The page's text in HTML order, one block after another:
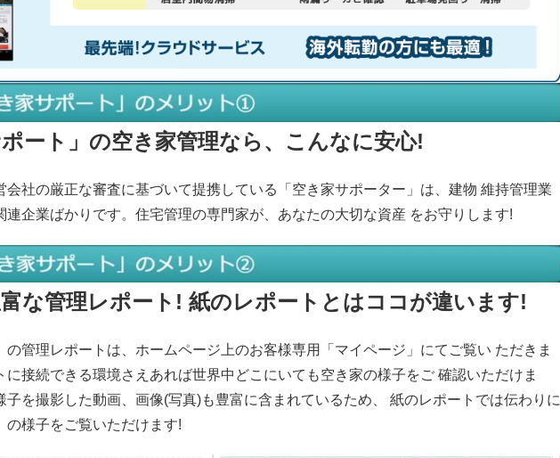
ポート」の空き家管理なら、こんなに安心!
会社の厳正な審査に基づいて提携している「空き家サポーター」は、建物 維持管理業
連企業ばかりです。住宅管理の専門家が、あなたの大切な資産 をお守りします!
な管理レポート! 紙のレポートとはココが違います!
の管理レポートは、ホームページ上のお客様専用「マイページ」にてご覧い ただきま
に接続できる環境さえあれば世界中どこにいても空き家の様子をご 確認いただけま
子を撮影した動画、画像(写真)も豊富に含まれているため、 紙のレポートでは伝わりに
の様子をご覧いただけます!